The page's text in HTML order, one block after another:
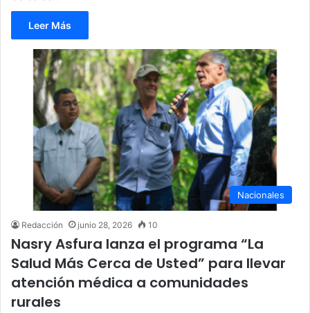
Leer Más
Nacionales
Redacción junio 28, 2026 10
Nasry Asfura lanza el programa “La
Salud Más Cerca de Usted” para llevar
atención médica a comunidades
rurales